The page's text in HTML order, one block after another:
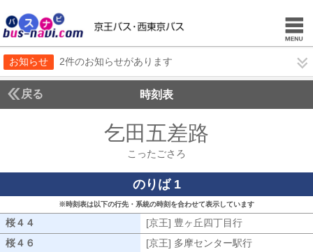
お知らせ 2件のお知らせがあります
戻る 時刻表
乞田五差路
こったごさろ
のりば 1
※時刻表は以下の行先・系統の時刻を合わせて表示しています
桜４４ [京王] 豊ヶ丘四丁目行
桜４６
[京王] 多摩センター駅行